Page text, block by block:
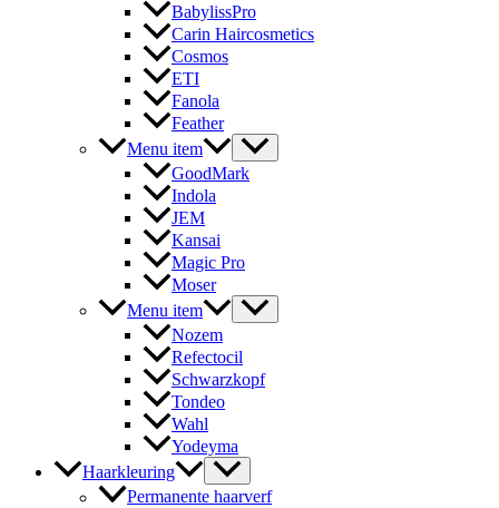
BabylissPro
Carin Haircosmetics
Cosmos
ETI
Fanola
Feather
Menu item
GoodMark
Indola
JEM
Kansai
Magic Pro
Moser
Menu item
Nozem
Refectocil
Schwarzkopf
Tondeo
Wahl
Yodeyma
Haarkleuring
Permanente haarverf